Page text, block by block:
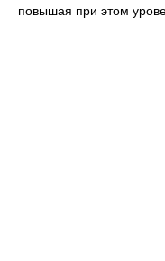
повышая при этом